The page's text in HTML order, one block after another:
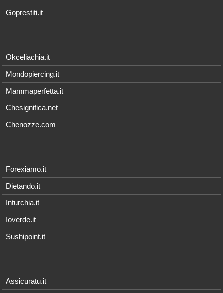
Goprestiti.it
Okceliachia.it
Mondopiercing.it
Mammaperfetta.it
Chesignifica.net
Chenozze.com
Forexiamo.it
Dietando.it
Inturchia.it
Ioverde.it
Sushipoint.it
Assicuratu.it